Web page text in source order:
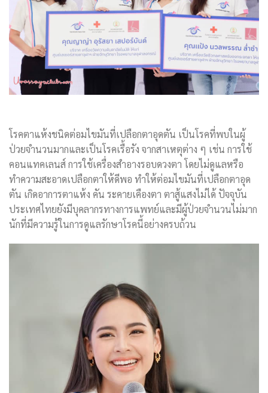
โรคตาแห้งชนิดต่อมไขมันที่เปลือกตาอุดตัน เป็นโรคที่พบในผู้
ป่วยจำนวนมากและเป็นโรคเรื้อรัง จากสาเหตุต่าง ๆ เช่น การใช้
คอนแทคเลนส์ การใช้เครื่องสำอางรอบดวงตา โดยไม่ดูแลหรือ
ทำความสะอาดเปลือกตาให้ดีพอ ทำให้ต่อมไขมันที่เปลือกตาอุด
ตัน เกิดอาการตาแห้ง คัน ระคายเคืองตา ตาสู้แสงไม่ได้ ปัจจุบัน
ประเทศไทยยังมีบุคลากรทางการแพทย์และมีผู้ป่วยจำนวนไม่มาก
นักที่มีความรู้ในการดูแลรักษาโรคนี้อย่างครบถ้วน